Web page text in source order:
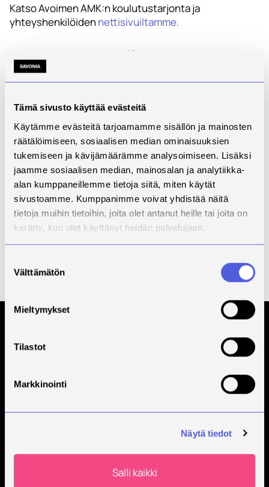
Tämä sivusto käyttää evästeitä
Käytämme evästeitä tarjoamamme sisällön ja mainosten
räätälöimiseen, sosiaalisen median ominaisuuksien
tukemiseen ja kävijämäärämme analysoimiseen. Lisäksi
jaamme sosiaalisen median, mainosalan ja analytiikka-
alan kumppaneillemme tietoja siitä, miten käytät
sivustoamme. Kumppanimme voivat yhdistää näitä
tietoja muihin tietoihin, joita olet antanut heille tai joita on
kerätty, kun olet käyttänyt heidän palvelujaan.
valinta
Välttämätön
Mieltymykset
Tilastot
Markkinointi
Näytä tiedot
Salli kaikki
Katso Avoimen AMK:n koulutustarjonta ja
yhteyshenkilöiden nettisivuiltamme.
Haluatko lisätietoja
täydennys- tai
Tutustu täydennyskoulutuksiin
Opiskeletko jo
Savoniassa?
Opintoihin liittyvää ohjausta ja neuvontaa
saatOpiskelijapalveluista
Savonia on kansainvälinen työelämäläheinen
korkeakoulu, joka kouluttaa, tutkii, kehittää ja